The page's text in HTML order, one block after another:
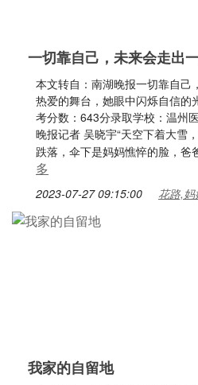
一切靠自己，未来会走出
本文转自：南湖晚报一切靠自己
热爱的舞台，她眼中闪烁自信的
考分数：643分录取学校：温州
晚报记者 吴晓宇“天空下着大雪
跌落，伞下是妈妈憔悴的脸，爸
多
2023-07-27 09:15:00 花路,
我家的自留地